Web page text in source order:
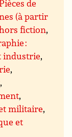
de
(à partir
fiction,
:
industrie,
,
,
,
militaire,
et